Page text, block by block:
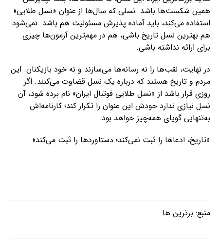
همین شکست‌ها باشد. نسلی که سال‌ها از عنوان «نسل طلایی»
استفاده می‌کند، باید آماده پذیرش مسئولیت هم باشد. نمی‌شود
هم بهترین نسل تاریخ باشی، هم در مهم‌ترین آزمون‌ها چیزی
برای ارائه نداشته باشی.
در نهایت، لقب‌ها را نه رسانه‌ها می‌سازند و نه خود بازیکنان. این
مردم و تاریخ هستند که درباره یک نسل قضاوت می‌کنند. اگر
روزی قرار باشد از «نسل طلایی فوتبال ایران» نام برده شود، آن
نسل نیازی ندارد خودش این عنوان را تکرار کند؛ کارنامه‌اش
به‌تنهایی گویای همه‌چیز خواهد بود.
«تاریخ، ادعاها را ثبت نمی‌کند؛ دستاوردها را ثبت می‌کند»
منبع: برترین ها